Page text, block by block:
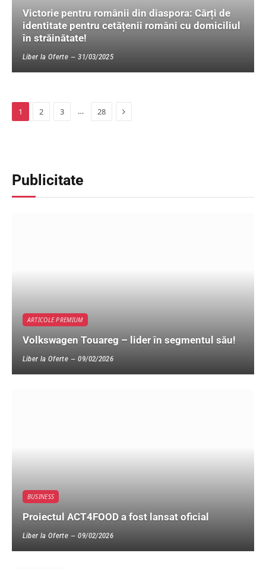
Victorie pentru românii din diaspora: Cărți de
identitate pentru cetățenii români cu domiciliul
în străinătate!
Liber la Oferte 31/03/2025
1 2 3 … 28 Următorul
Publicitate
ARTICOLE PREMIUM
Volkswagen Touareg – lider în segmentul său!
Liber la Oferte 09/02/2026
BUSINESS
Proiectul ACT4FOOD a fost lansat oficial
Liber la Oferte 09/02/2026